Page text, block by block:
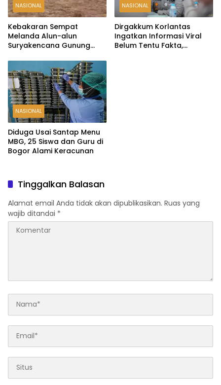
NASIONAL
Kebakaran Sempat
Melanda Alun-alun
Suryakencana Gunung
Dipadamkan
NASIONAL
Dirgakkum Korlantas
Ingatkan Informasi Viral
Belum Tentu Fakta,
NASIONAL
Diduga Usai Santap Menu
MBG, 25 Siswa dan Guru di
Bogor Alami Keracunan
Tinggalkan Balasan
Alamat email Anda tidak akan dipublikasikan. Ruas yang
wajib ditandai *